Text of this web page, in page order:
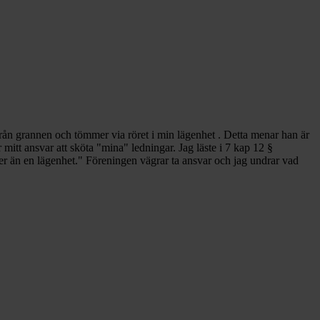
grannen och tömmer via röret i min lägenhet . Detta menar han är
ansvar att sköta "mina" ledningar. Jag läste i 7 kap 12 §
än en lägenhet." Föreningen vägrar ta ansvar och jag undrar vad